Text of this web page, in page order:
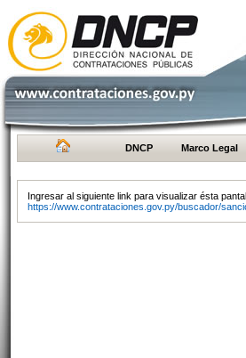
DNCP Marco Legal
Ingresar al siguiente link para visualizar ésta
https://www.contrataciones.gov.py/buscador/